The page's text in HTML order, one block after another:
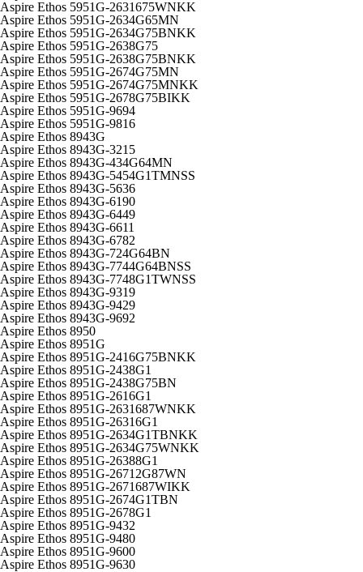
Aspire Ethos 5951G-2631675WNKK
Aspire Ethos 5951G-2634G65MN
Aspire Ethos 5951G-2634G75BNKK
Aspire Ethos 5951G-2638G75
Aspire Ethos 5951G-2638G75BNKK
Aspire Ethos 5951G-2674G75MN
Aspire Ethos 5951G-2674G75MNKK
Aspire Ethos 5951G-2678G75BIKK
Aspire Ethos 5951G-9694
Aspire Ethos 5951G-9816
Aspire Ethos 8943G
Aspire Ethos 8943G-3215
Aspire Ethos 8943G-434G64MN
Aspire Ethos 8943G-5454G1TMNSS
Aspire Ethos 8943G-5636
Aspire Ethos 8943G-6190
Aspire Ethos 8943G-6449
Aspire Ethos 8943G-6611
Aspire Ethos 8943G-6782
Aspire Ethos 8943G-724G64BN
Aspire Ethos 8943G-7744G64BNSS
Aspire Ethos 8943G-7748G1TWNSS
Aspire Ethos 8943G-9319
Aspire Ethos 8943G-9429
Aspire Ethos 8943G-9692
Aspire Ethos 8950
Aspire Ethos 8951G
Aspire Ethos 8951G-2416G75BNKK
Aspire Ethos 8951G-2438G1
Aspire Ethos 8951G-2438G75BN
Aspire Ethos 8951G-2616G1
Aspire Ethos 8951G-2631687WNKK
Aspire Ethos 8951G-26316G1
Aspire Ethos 8951G-2634G1TBNKK
Aspire Ethos 8951G-2634G75WNKK
Aspire Ethos 8951G-26388G1
Aspire Ethos 8951G-26712G87WN
Aspire Ethos 8951G-2671687WIKK
Aspire Ethos 8951G-2674G1TBN
Aspire Ethos 8951G-2678G1
Aspire Ethos 8951G-9432
Aspire Ethos 8951G-9480
Aspire Ethos 8951G-9600
Aspire Ethos 8951G-9630